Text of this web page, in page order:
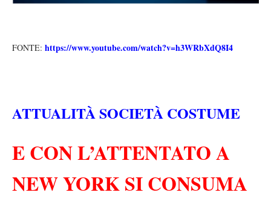
FONTE: https://www.youtube.com/watch?v=h3WRbXdQ8I4
ATTUALITÀ SOCIETÀ COSTUME
E CON L’ATTENTATO A
NEW YORK SI CONSUMA